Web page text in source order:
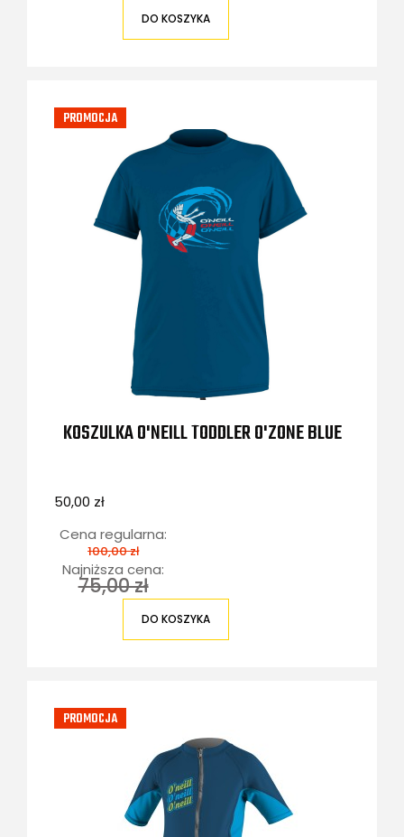
DO KOSZYKA
KOSZULKA O'NEILL TODDLER O'ZONE BLUE
50,00 zł
Cena regularna:
100,00 zł
Najniższa cena:
75,00 zł
DO KOSZYKA
PROMOCJA
PROMOCJA